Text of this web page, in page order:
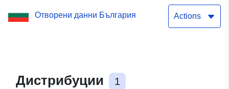
дървета с историческо
Отворени данни България Actions
Дистрибуции 1